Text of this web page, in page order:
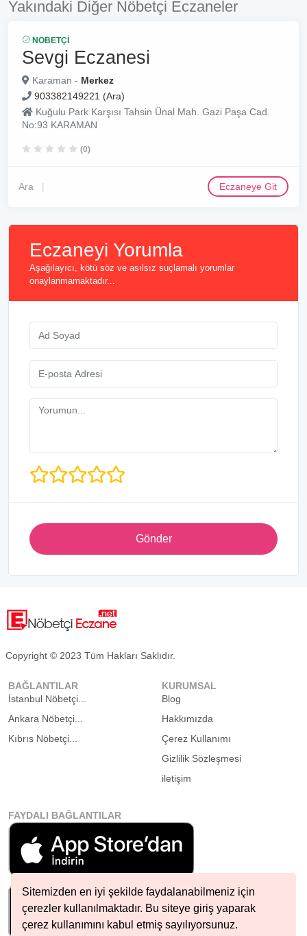
Sitemizden en iyi şekilde faydalanabilmeniz için
çerezler kullanılmaktadır. Bu siteye giriş yaparak
çerez kullanımını kabul etmiş sayılıyorsunuz.
Yakındaki Diğer Nöbetçi Eczaneler
NÖBETÇI
Sevgi Eczanesi
Karaman - Merkez
903382149221 (Ara)
Kuğulu Park Karşısı Tahsin Ünal Mah. Gazi Paşa Cad.
No:93 KARAMAN
(0)
Ara Eczaneye Git
Eczaneyi Yorumla
Aşağılayıcı, kötü söz ve asılsız suçlamalı yorumlar
onaylanmamaktadır...
Gönder
Copyright © 2023 Tüm Hakları Saklıdır.
BAĞLANTILAR
İstanbul Nöbetçi...
Ankara Nöbetçi...
Kıbrıs Nöbetçi...
KURUMSAL
Blog
Hakkımızda
Çerez Kullanımı
Gizlilik Sözleşmesi
iletişim
FAYDALI BAĞLANTILAR